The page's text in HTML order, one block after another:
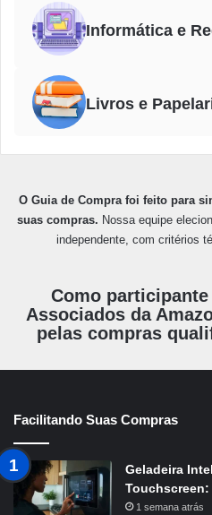
Informática e
Livros e
O Guia de Compra foi feito para
suas compras. Nossa equipe
independente, com critérios
Como
Associados da
pelas compras
Facilitando Suas Compras
Geladeira
1 semana atrás